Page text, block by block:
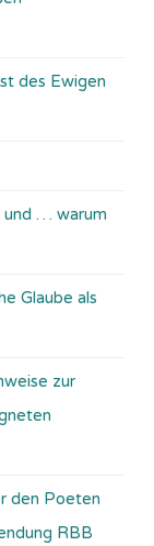
des Ewigen
und … warum
Glaube als
zur
den Poeten
RBB